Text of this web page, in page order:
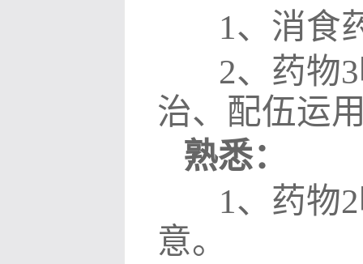
1、消食
2、药物3
治、配伍运
熟悉：
1、药物2
意。